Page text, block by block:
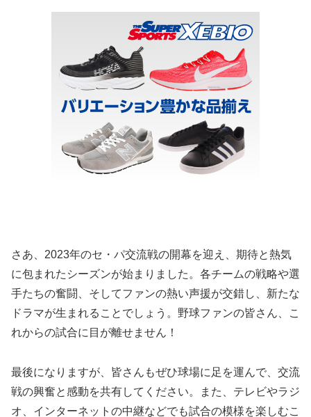
さあ、2023年のセ・パ交流戦の開幕を迎え、期待と熱気
に包まれたシーズンが始まりました。各チームの戦略や選
手たちの奮闘、そしてファンの熱い声援が交錯し、新たな
ドラマが生まれることでしょう。野球ファンの皆さん、こ
れからの試合に目が離せません！
最後になりますが、皆さんもぜひ球場に足を運んで、交流
戦の興奮と感動を共有してください。また、テレビやラジ
オ、インターネットの中継などでも試合の模様を楽しむこ